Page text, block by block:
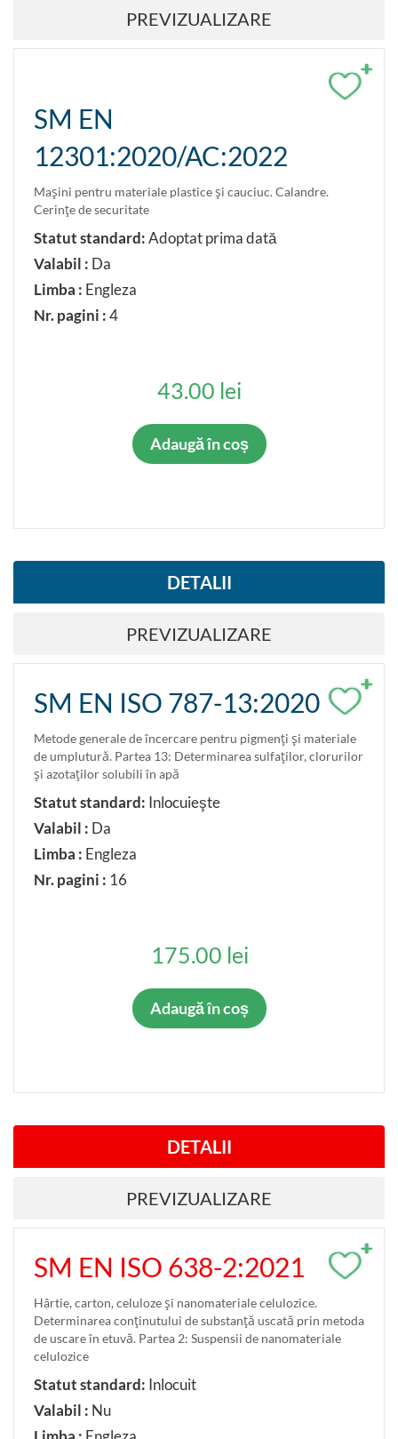
PREVIZUALIZARE
+
SM EN
12301:2020/AC:2022
Maşini pentru materiale plastice şi cauciuc. Calandre.
Cerinţe de securitate
Statut standard:Adoptat prima dată
Valabil : Da
Limba : Engleza
Nr. pagini :4
43.00 lei
Adaugă în coș
DETALII
PREVIZUALIZARE
+
SM EN ISO 787-13:2020
Metode generale de încercare pentru pigmenţi şi materiale
de umplutură. Partea 13: Determinarea sulfaţilor, clorurilor
şi azotaţilor solubili în apă
Statut standard: Inlocuieşte
Valabil : Da
Limba : Engleza
Nr. pagini : 16
175.00 lei
Adaugă în coș
DETALII
PREVIZUALIZARE
+
SM EN ISO 638-2:2021
Hârtie, carton, celuloze şi nanomateriale celulozice.
Determinarea conţinutului de substanţă uscată prin metoda
de uscare în etuvă. Partea 2: Suspensii de nanomateriale
celulozice
Statut standard: Inlocuit
Valabil : Nu